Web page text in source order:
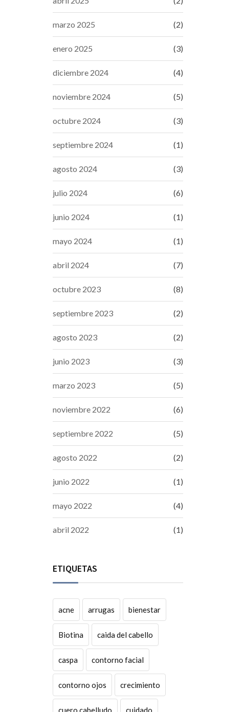
marzo 2025 (2)
enero 2025 (3)
diciembre 2024 (4)
noviembre 2024 (5)
octubre 2024 (3)
septiembre 2024 (1)
agosto 2024 (3)
julio 2024 (6)
junio 2024 (1)
mayo 2024 (1)
abril 2024 (7)
octubre 2023 (8)
septiembre 2023 (2)
agosto 2023 (2)
junio 2023 (3)
marzo 2023 (5)
noviembre 2022 (6)
septiembre 2022 (5)
agosto 2022 (2)
junio 2022 (1)
mayo 2022 (4)
abril 2022 (1)
ETIQUETAS
acne arrugas bienestar
Biotina caida del cabello
caspa contorno facial
contorno ojos crecimiento
cuero cabelludo cuidado